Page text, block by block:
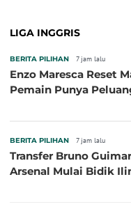
LIGA INGGRIS
BERITA PILIHAN 7 jam lalu
Enzo Maresca Reset
Pemain Punya
BERITA PILIHAN 7 jam lalu
Transfer Bruno
Arsenal Mulai Bidik